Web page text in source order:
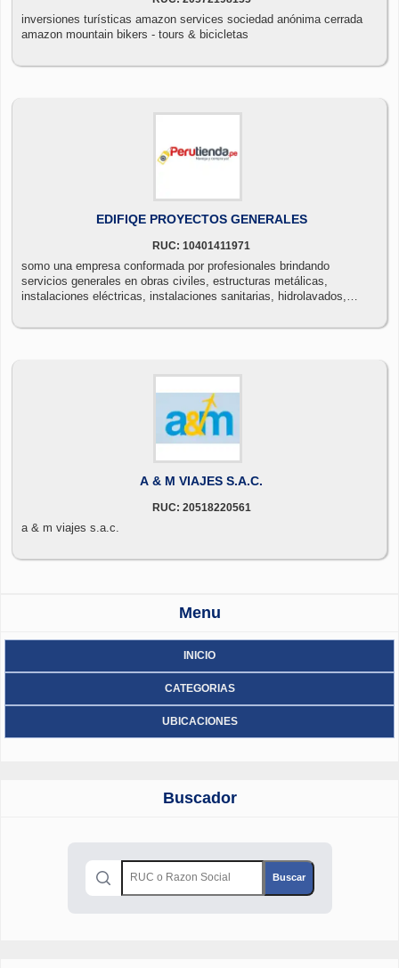
inversiones turísticas amazon services sociedad anónima cerrada
amazon mountain bikers - tours & bicicletas
EDIFIQE PROYECTOS GENERALES
RUC: 10401411971
somo una empresa conformada por profesionales brindando
servicios generales en obras civiles, estructuras metálicas,
instalaciones eléctricas, instalaciones sanitarias, hidrolavados,
A & M VIAJES S.A.C.
RUC: 20518220561
a & m viajes s.a.c.
Menu
INICIO
CATEGORIAS
UBICACIONES
Buscador